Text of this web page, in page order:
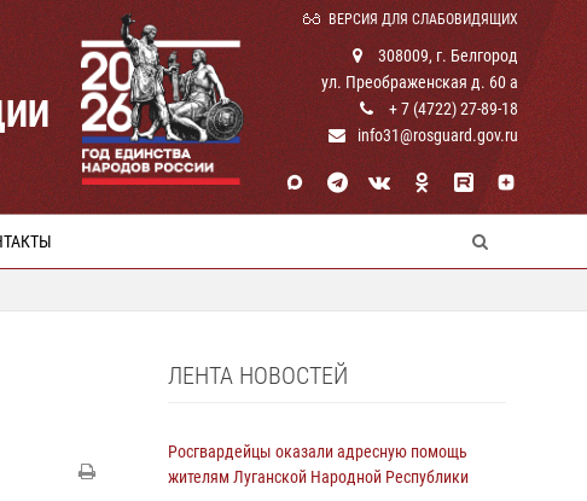
ВЕРСИЯ ДЛЯ СЛАБОВИДЯЩИХ
308009, г. Белгород
ул. Преображенская д. 60 а
+ 7 (4722) 27-89-18
info31@rosguard.gov.ru
ЛЕНТА НОВОСТЕЙ
Росгвардейцы оказали адресную помощь
жителям Луганской Народной Республики